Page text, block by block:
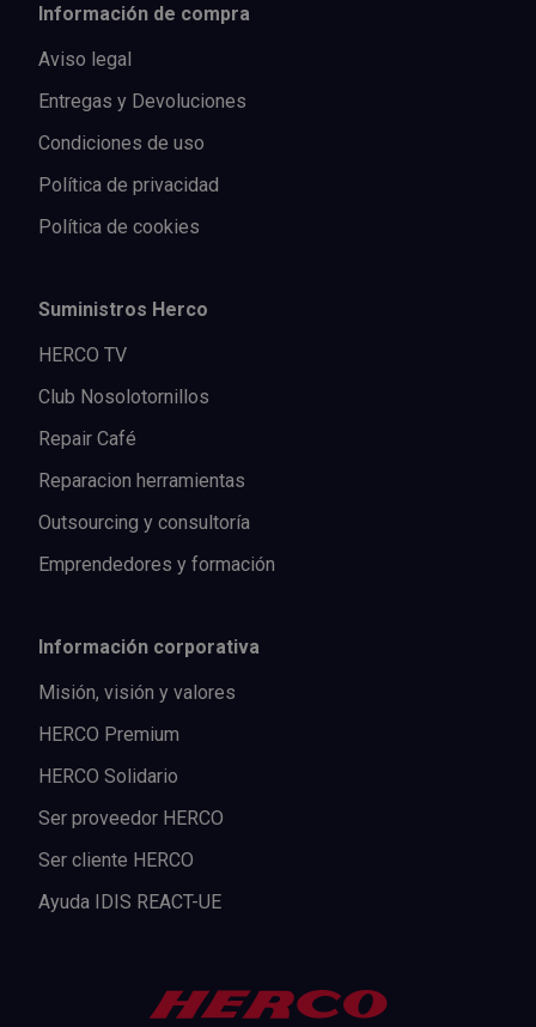
Información de compra
Aviso legal
Entregas y Devoluciones
Condiciones de uso
Política de privacidad
Política de cookies
Suministros Herco
HERCO TV
Club Nosolotornillos
Repair Café
Reparacion herramientas
Outsourcing y consultoría
Emprendedores y formación
Información corporativa
Misión, visión y valores
HERCO Premium
HERCO Solidario
Ser proveedor HERCO
Ser cliente HERCO
Ayuda IDIS REACT-UE